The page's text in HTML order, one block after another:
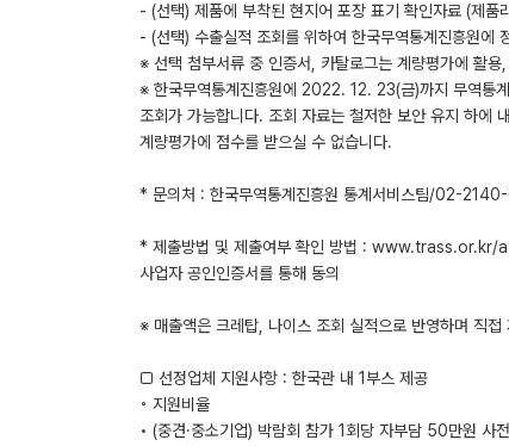
- (선택) 제품에 부착된 현지어 포장 표기 확인자료 (제품
- (선택) 수출실적 조회를 위하여 한국무역통계진흥원에
※ 선택 첨부서류 중 인증서, 카탈로그는 계량평가에 활
※ 한국무역통계진흥원에 2022. 12. 23(금)까지 무역통
조회가 가능합니다. 조회 자료는 철저한 보안 유지 하에
계량평가에 점수를 받으실 수 없습니다.
* 문의처 : 한국무역통계진흥원 통계서비스팀/02-
* 제출방법 및 제출여부 확인 방법 : www.trass.or.kr/
사업자 공인인증서를 통해 동의
※ 매출액은 크레탑, 나이스 조회 실적으로 반영하며 직접
□ 선정업체 지원사항 : 한국관 내 1부스 제공
◦ 지원비율
• (중견·중소기업) 박람회 참가 1회당 자부담 50만원 사